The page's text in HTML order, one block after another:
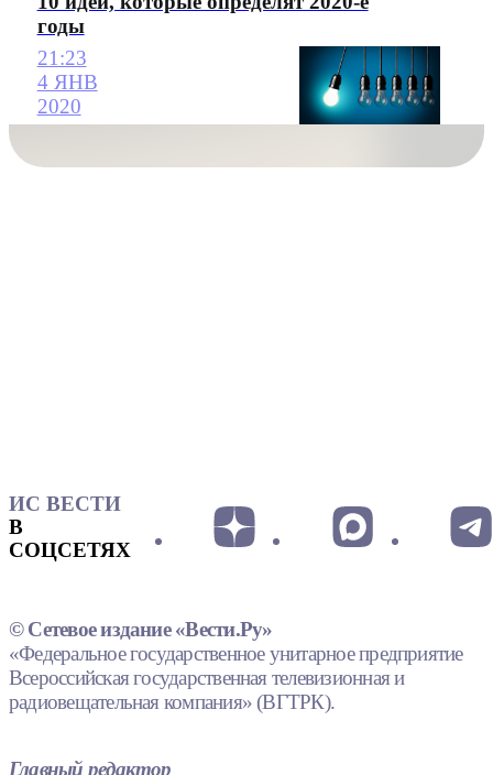
годы
21:23
4 ЯНВ
2020
ИС ВЕСТИ
В
СОЦСЕТЯХ
© Сетевое издание «Вести.Ру»
«Федеральное государственное унитарное предприятие
Всероссийская государственная телевизионная и
радиовещательная компания» (ВГТРК).
Главный редактор